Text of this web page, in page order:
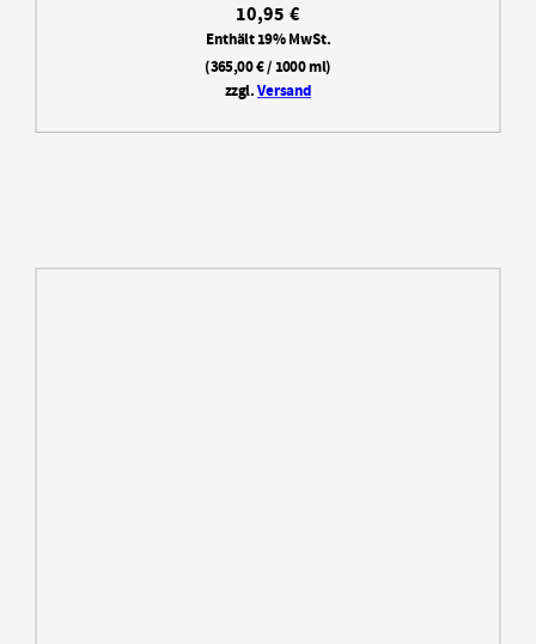
10,95 €
Enthält 19% MwSt.
(365,00€/ 1000 ml)
zzgl.Versand